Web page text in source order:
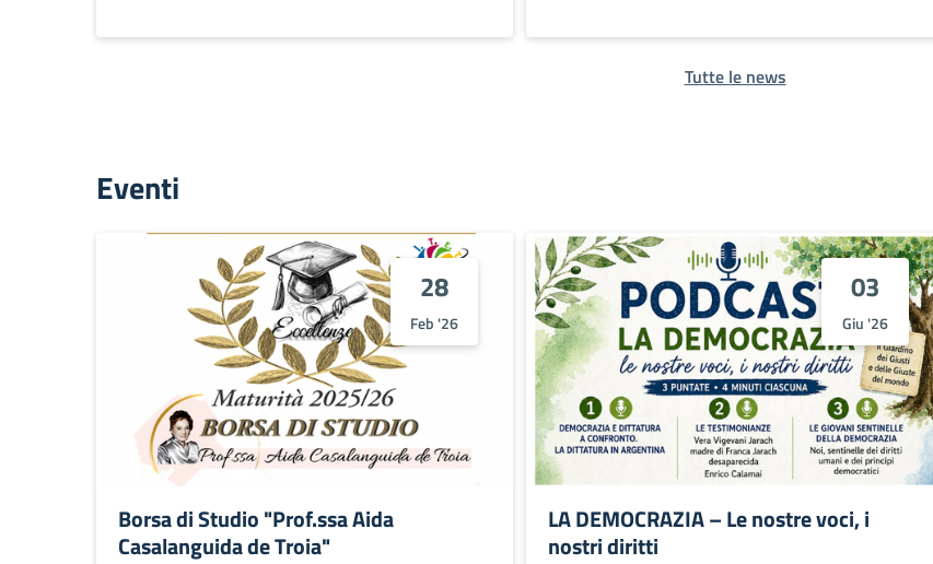
Tutte le news
Eventi
28
Feb '26
Borsa di Studio "Prof.ssa Aida
Casalanguida de Troia"
03
Giu '26
LA DEMOCRAZIA – Le nostre voci, i
nostri diritti